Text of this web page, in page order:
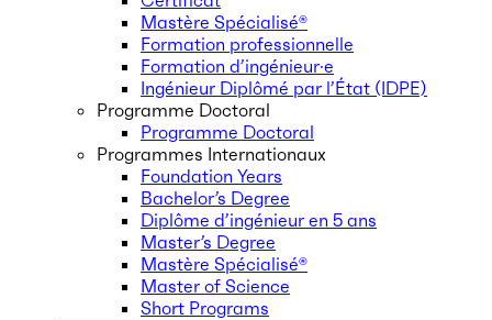
Mastère Spécialisé®
Formation professionnelle
Formation d’ingénieur·e
Ingénieur Diplômé par l’État (IDPE)
Programme Doctoral
Programme Doctoral
Programmes Internationaux
Foundation Years
Bachelor’s Degree
Diplôme d’ingénieur en 5 ans
Master’s Degree
Mastère Spécialisé®
Master of Science
Short Programs